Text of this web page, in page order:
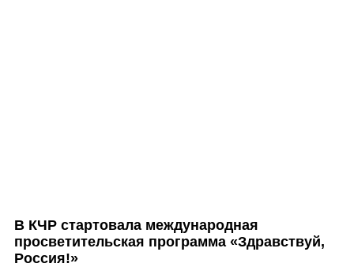
В КЧР стартовала международная
просветительская программа «Здравствуй,
Россия!»